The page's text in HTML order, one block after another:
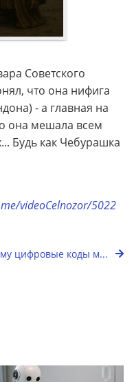
Советского
что она нифига
- а главная на
она мешала всем
Будь как Чебурашка
videoCelnozor/5022
цифровые коды м...